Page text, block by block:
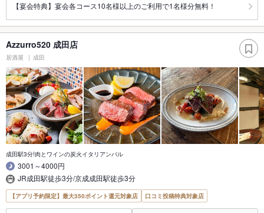
【宴会特典】宴会各コース10名様以上のご利用で1名様分無料！
Azzurro520 成田店
居酒屋 成田
成田駅3分!肉とワインの炭火イタリアンバル
3001～4000円
JR成田駅徒歩3分/京成成田駅徒歩3分
【アプリ予約限定】最大350ポイント還元対象店 口コミ投稿特典対象店